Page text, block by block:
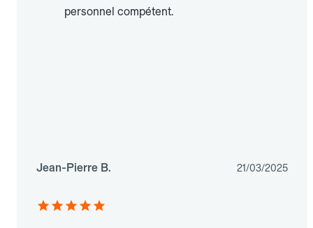
personnel compétent.
Jean-Pierre B. 21/03/2025